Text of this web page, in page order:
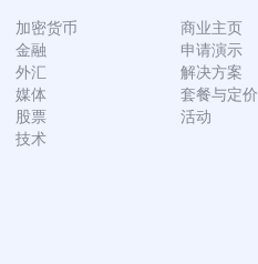
加密货币
金融
外汇
媒体
股票
技术
商业主页
申请演示
解决方案
套餐与定价
活动